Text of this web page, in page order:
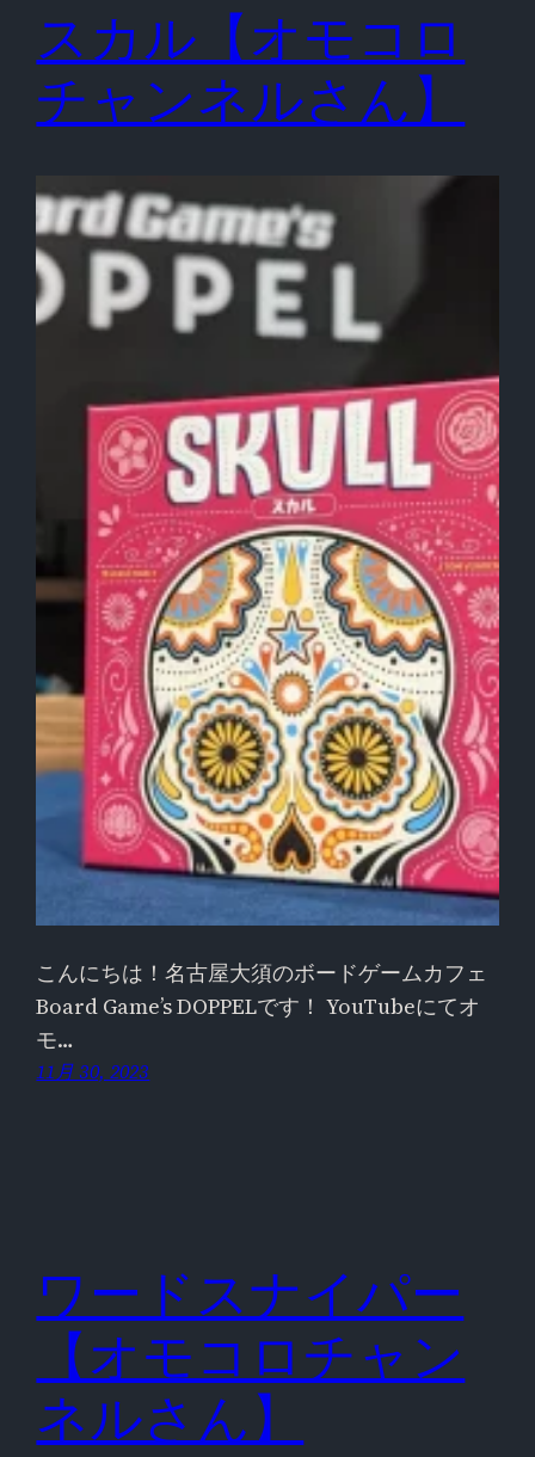
スカル【オモコロ
チャンネルさん】
こんにちは！名古屋大須のボードゲームカフェ
Board Game’s DOPPELです！ YouTubeにてオ
モ…
11月 30, 2023
ワードスナイパー
【オモコロチャン
ネルさん】